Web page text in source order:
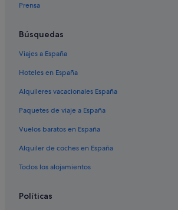
Hoteles de 5 estrellas en Vigo
Paradores hoteles en Vigo
Hoteles de lujo en Vigo
María Auxiliadora hoteles
Hoteles de negocios en Vigo
Hoteles cerca de Olivo de Vigo
Hoteles con restaurante en Vigo
Prensa
Búsquedas
Viajes a España
Hoteles en España
Alquileres vacacionales España
Paquetes de viaje a España
Vuelos baratos en España
Alquiler de coches en España
Todos los alojamientos
Políticas